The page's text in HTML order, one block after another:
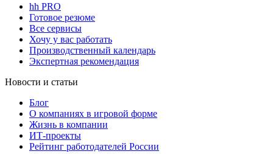
hh PRO
Готовое резюме
Все сервисы
Хочу у вас работать
Производственный календарь
Экспертная рекомендация
Новости и статьи
Блог
О компаниях в игровой форме
Жизнь в компании
ИТ-проекты
Рейтинг работодателей России